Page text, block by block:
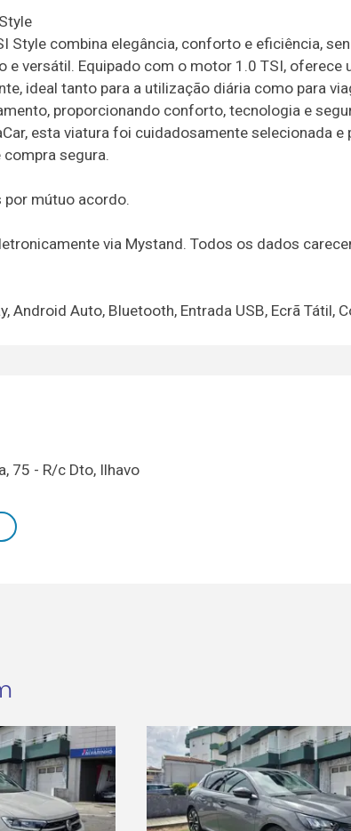
Style combina elegância, conforto e eficiência,
e versátil. Equipado com o motor 1.0 TSI,
ideal tanto para a utilização diária como para
proporcionando conforto, tecnologia e
esta viatura foi cuidadosamente selecionada
segura.
por mútuo acordo.
via Mystand. Todos os dados
Android Auto, Bluetooth, Entrada USB, Ecrã Tátil,
75 - R/c Dto, Ilhavo